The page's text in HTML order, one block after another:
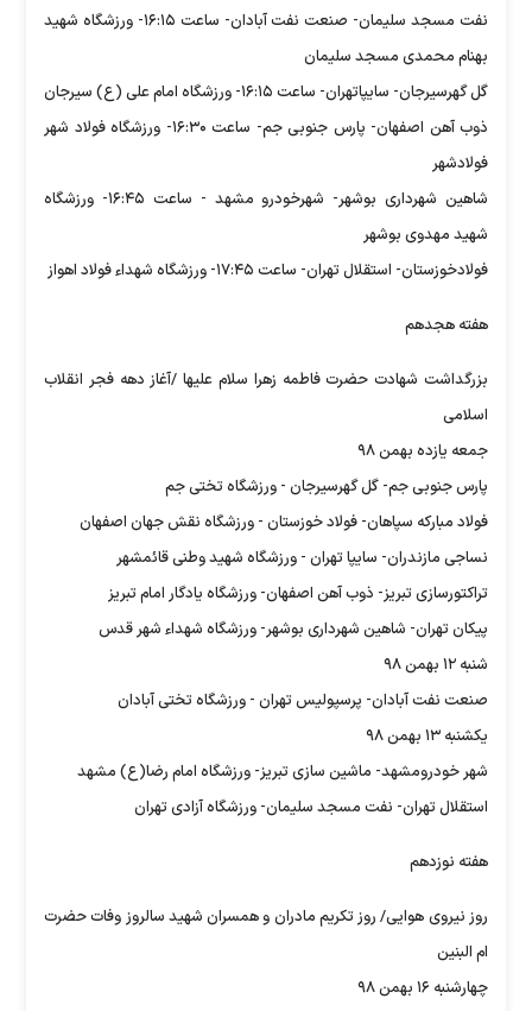
نفت مسجد سلیمان- صنعت نفت آبادان- ساعت ۱۶:۱۵- ورزشگاه شهید
بهنام محمدی مسجد سلیمان
گل گهرسیرجان- سایپاتهران- ساعت ۱۶:۱۵- ورزشگاه امام علی (ع) سیرجان
ذوب آهن اصفهان- پارس جنوبی جم- ساعت ۱۶:۳۰- ورزشگاه فولاد شهر
فولادشهر
شاهین شهرداری بوشهر- شهرخودرو مشهد - ساعت ۱۶:۴۵- ورزشگاه
شهید مهدوی بوشهر
فولادخوزستان- استقلال تهران- ساعت ۱۷:۴۵- ورزشگاه شهداء فولاد اهواز
هفته هجدهم
بزرگداشت شهادت حضرت فاطمه زهرا سلام علیها /آغاز دهه فجر انقلاب
اسلامی
جمعه یازده بهمن ۹۸
پارس جنوبی جم- گل گهرسیرجان - ورزشگاه تختی جم
فولاد مبارکه سپاهان- فولاد خوزستان - ورزشگاه نقش جهان اصفهان
نساجی مازندران- سایپا تهران - ورزشگاه شهید وطنی قائمشهر
تراکتورسازی تبریز- ذوب آهن اصفهان- ورزشگاه یادگار امام تبریز
پیکان تهران- شاهین شهرداری بوشهر- ورزشگاه شهداء شهر قدس
شنبه ۱۲ بهمن ۹۸
صنعت نفت آبادان- پرسپولیس تهران - ورزشگاه تختی آبادان
یکشنبه ۱۳ بهمن ۹۸
شهر خودرومشهد- ماشین سازی تبریز- ورزشگاه امام رضا(ع) مشهد
استقلال تهران- نفت مسجد سلیمان- ورزشگاه آزادی تهران
هفته نوزدهم
روز نیروی هوایی/ روز تکریم مادران و همسران شهید سالروز وفات حضرت
ام البنین
چهارشنبه ۱۶ بهمن ۹۸